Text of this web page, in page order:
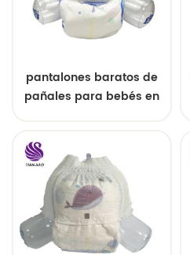
pantalones baratos de
pañales para bebés en